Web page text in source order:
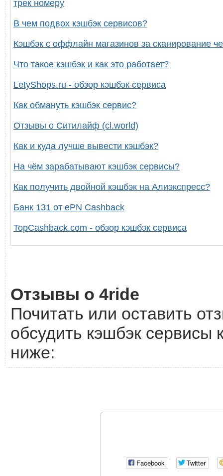
трек номеру
В чем подвох кэшбэк сервисов?
Кэшбэк с оффлайн магазинов за сканирование
Что такое кэшбэк и как это работает?
LetyShops.ru - обзор кэшбэк сервиса
Как обмануть кэшбэк сервис?
Отзывы о Ситилайф (cl.world)
Как и куда лучше вывести кэшбэк?
На чём зарабатывают кэшбэк сервисы?
Как получить двойной кэшбэк на Алиэкспресс?
Банк 131 от ePN Cashback
TopCashback.com - обзор кэшбэк сервиса
Отзывы о 4ride
Почитать или оставить
обсудить кэшбэк сервисы
ниже:
Facebook Twitter